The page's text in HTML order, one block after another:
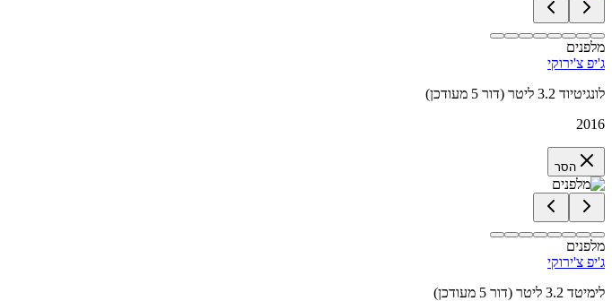
מלפנים
ג'יפ צ'ירוקי
לונגיטיוד 3.2 ליטר (דור 5 מעודכן)
2016
הסר
מלפנים
ג'יפ צ'ירוקי
לימיטד 3.2 ליטר (דור 5 מעודכן)